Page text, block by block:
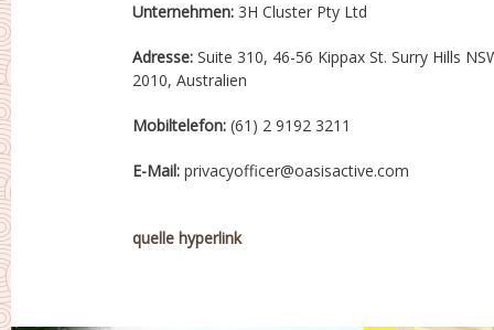
Unternehmen: 3H Cluster Pty Ltd
Adresse: Suite 310, 46-56 Kippax St. Surry Hills
2010, Australien
Mobiltelefon: (61) 2 9192 3211
E-Mail: privacyofficer@oasisactive.com
quelle hyperlink